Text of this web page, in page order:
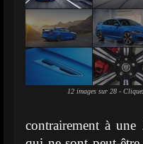
12 images sur 28 -
contrairement à